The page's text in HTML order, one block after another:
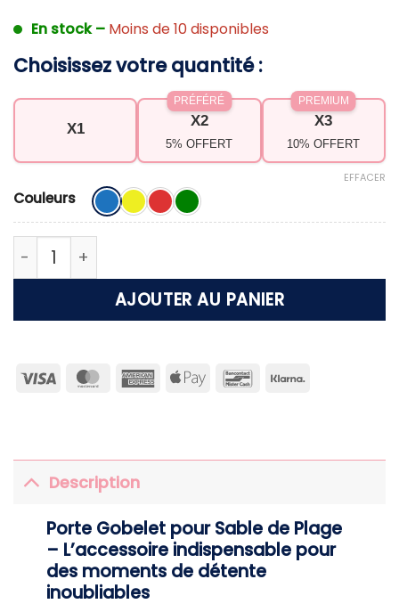
En stock – Moins de 10 disponibles
Choisissez votre quantité :
X1 X2
5% OFFERT
PRÉFÉRÉ
X3
10% OFFERT
PREMIUM
Couleurs
EFFACER
quantité de Porte gobelet pour sable de plage
AJOUTER AU PANIER
Visa MasterCardAmericanApple
Bancontact
Klarna
Description
Porte Gobelet pour Sable de Plage
– L’accessoire indispensable pour
des moments de détente
inoubliables